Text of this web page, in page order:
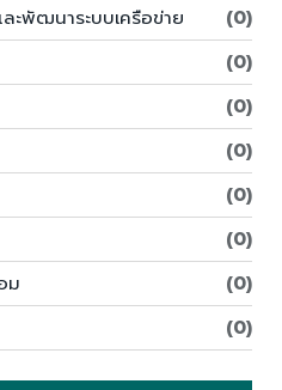
ะพัฒนาระบบเครือข่าย
(0)
(0)
(0)
(0)
(0)
(0)
ม
(0)
(0)